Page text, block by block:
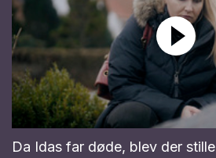
Da Idas far døde, blev der stille